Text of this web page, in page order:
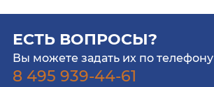
ЕСТЬ ВОПРОСЫ?
Вы можете задать их по телефону
8 495 939-44-61